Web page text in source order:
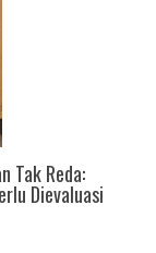
Tak Reda:
Dievaluasi